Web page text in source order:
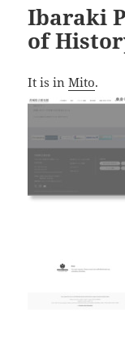
Ibaraki
of
It is inMito.